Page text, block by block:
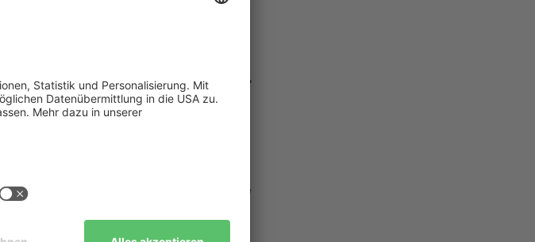
3.360 € jährlicher
Auszahlung der maximalen
– Teure Fehler
vermeiden
der
das Heizsystem im Haus ab. Bevor Sie
über potenzielle Herausforderungen
treffen. Hier sind die